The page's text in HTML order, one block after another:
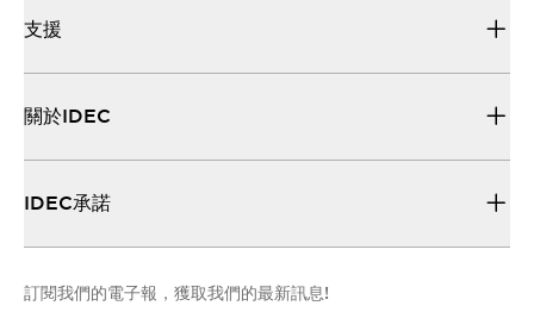
支援
關於IDEC
IDEC承諾
訂閱我們的電子報，獲取我們的最新訊息!